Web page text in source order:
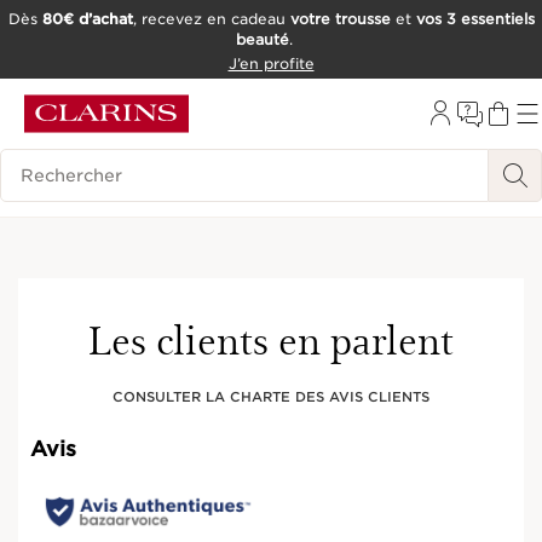
OUTIL D'ACCESSIBILITÉ
Dès 80€ d’achat, recevez en cadeau votre trousseet vos 3 essentiels
beauté.
J’en profite
Historique des recherches
Les clients en parlent
CONSULTER LA CHARTE DES AVIS CLIENTS
Avis